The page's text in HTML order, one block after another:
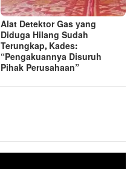
Alat Detektor Gas yang
Diduga Hilang Sudah
Terungkap, Kades:
“Pengakuannya Disuruh
Pihak Perusahaan”